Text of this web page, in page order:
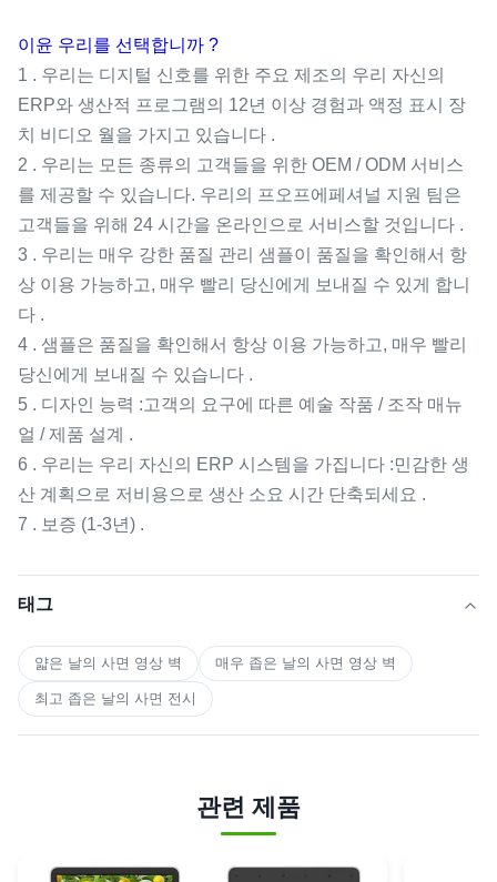
이윤 우리를 선택합니까 ?
1 . 우리는 디지털 신호를 위한 주요 제조의 우리 자신의
ERP와 생산적 프로그램의 12년 이상 경험과 액정 표시 장
치 비디오 월을 가지고 있습니다 .
2 . 우리는 모든 종류의 고객들을 위한 OEM / ODM 서비스
를 제공할 수 있습니다. 우리의 프오프에페셔널 지원 팀은
고객들을 위해 24 시간을 온라인으로 서비스할 것입니다 .
3 . 우리는 매우 강한 품질 관리 샘플이 품질을 확인해서 항
상 이용 가능하고, 매우 빨리 당신에게 보내질 수 있게 합니
다 .
4 . 샘플은 품질을 확인해서 항상 이용 가능하고, 매우 빨리
당신에게 보내질 수 있습니다 .
5 . 디자인 능력 :고객의 요구에 따른 예술 작품 / 조작 매뉴
얼 / 제품 설계 .
6 . 우리는 우리 자신의 ERP 시스템을 가집니다 :민감한 생
산 계획으로 저비용으로 생산 소요 시간 단축되세요 .
7 . 보증 (1-3년) .
태그
얇은 날의 사면 영상 벽 매우 좁은 날의 사면 영상 벽
최고 좁은 날의 사면 전시
관련 제품